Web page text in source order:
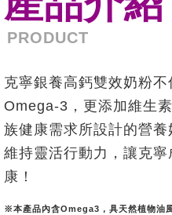
PRODUCT
克寧銀養高鈣雙效奶粉
Omega-3，更添加維生
族健康需求所設計的營養
維持靈活行動力，讓克
康！
※本產品內含Omega3，具天然植物油